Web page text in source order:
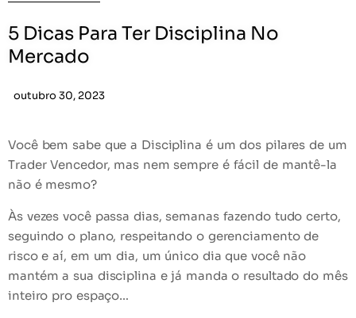
5 Dicas Para Ter Disciplina No
Mercado
outubro 30, 2023
Você bem sabe que a Disciplina é um dos pilares de um
Trader Vencedor, mas nem sempre é fácil de mantê-la
não é mesmo?
Às vezes você passa dias, semanas fazendo tudo certo,
seguindo o plano, respeitando o gerenciamento de
risco e aí, em um dia, um único dia que você não
mantém a sua disciplina e já manda o resultado do mês
inteiro pro espaço…